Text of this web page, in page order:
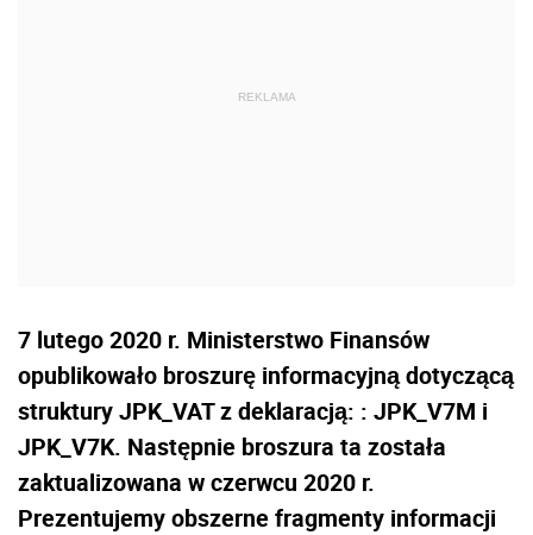
7 lutego 2020 r. Ministerstwo Finansów
opublikowało broszurę informacyjną dotyczącą
struktury JPK_VAT z deklaracją: : JPK_V7M i
JPK_V7K. Następnie broszura ta została
zaktualizowana w czerwcu 2020 r.
Prezentujemy obszerne fragmenty informacji